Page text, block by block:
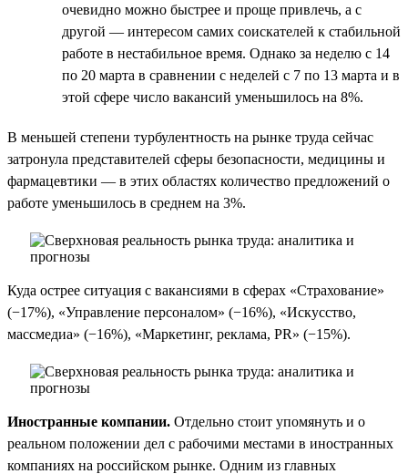
очевидно можно быстрее и проще привлечь, а с
другой — интересом самих соискателей к стабильной
работе в нестабильное время. Однако за неделю c 14
по 20 марта в сравнении с неделей с 7 по 13 марта и в
этой сфере число вакансий уменьшилось на 8%.
В меньшей степени турбулентность на рынке труда сейчас
затронула представителей сферы безопасности, медицины и
фармацевтики — в этих областях количество предложений о
работе уменьшилось в среднем на 3%.
Куда острее ситуация с вакансиями в сферах «Страхование»
(−17%), «Управление персоналом» (−16%), «Искусство,
массмедиа» (−16%), «Маркетинг, реклама, PR» (−15%).
Иностранные компании. Отдельно стоит упомянуть и о
реальном положении дел с рабочими местами в иностранных
компаниях на российском рынке. Одним из главных